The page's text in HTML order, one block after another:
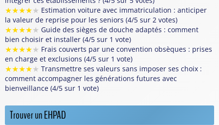
★★★★★ Estimation voiture avec immatriculation : anticiper
la valeur de reprise pour les seniors (4/5 sur 2 votes)
★★★★★ Guide des sièges de douche adaptés : comment
bien choisir et installer (4/5 sur 1 vote)
★★★★★ Frais couverts par une convention obsèques : prises
en charge et exclusions (4/5 sur 1 vote)
★★★★★ Transmettre ses valeurs sans imposer ses choix :
comment accompagner les générations futures avec
bienveillance (4/5 sur 1 vote)
Trouver un EHPAD